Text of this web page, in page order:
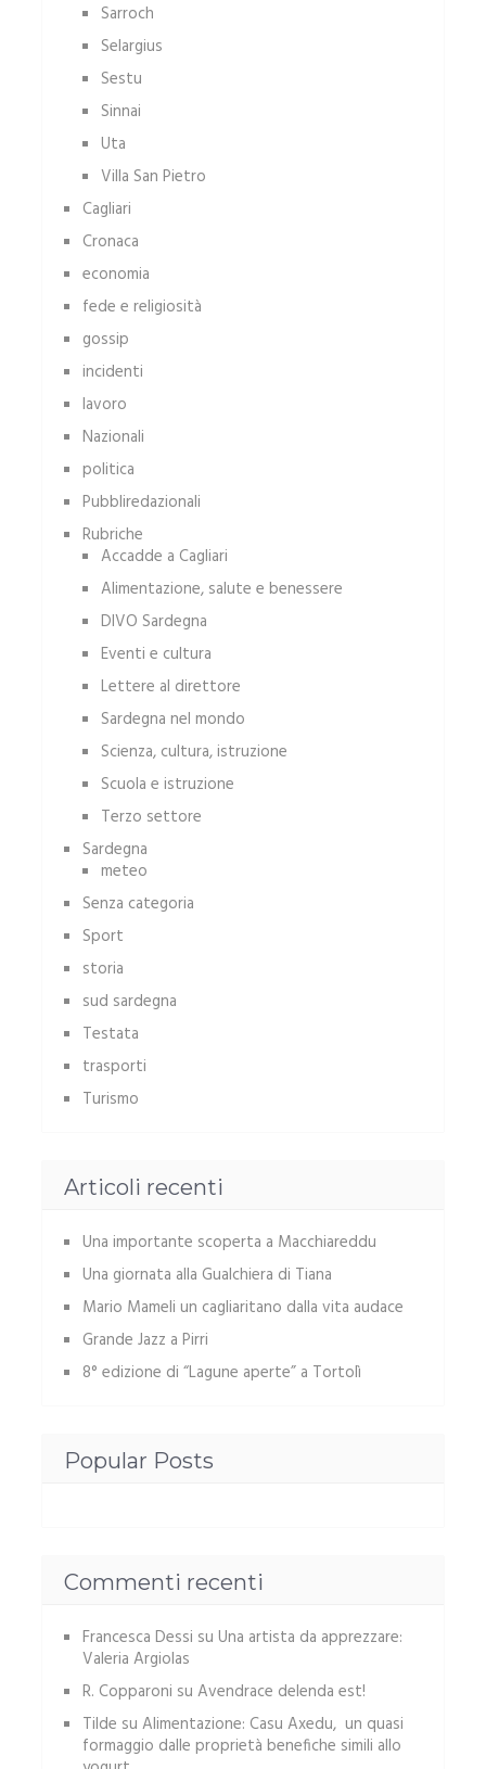
Sarroch
Selargius
Sestu
Sinnai
Uta
Villa San Pietro
Cagliari
Cronaca
economia
fede e religiosità
gossip
incidenti
lavoro
Nazionali
politica
Pubbliredazionali
Rubriche
Accadde a Cagliari
Alimentazione, salute e benessere
DIVO Sardegna
Eventi e cultura
Lettere al direttore
Sardegna nel mondo
Scienza, cultura, istruzione
Scuola e istruzione
Terzo settore
Sardegna
meteo
Senza categoria
Sport
storia
sud sardegna
Testata
trasporti
Turismo
Articoli recenti
Una importante scoperta a Macchiareddu
Una giornata alla Gualchiera di Tiana
Mario Mameli un cagliaritano dalla vita audace
Grande Jazz a Pirri
8° edizione di “Lagune aperte” a Tortolì
Popular Posts
Commenti recenti
Francesca Dessi su Una artista da apprezzare:
Valeria Argiolas
R. Copparoni su Avendrace delenda est!
Tilde su Alimentazione: Casu Axedu, un quasi
formaggio dalle proprietà benefiche simili allo